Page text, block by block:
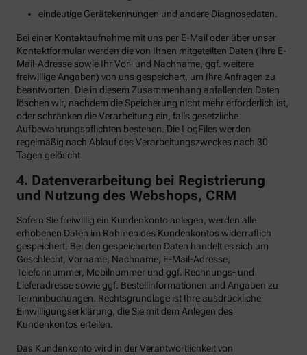
eindeutige Gerätekennungen und andere Diagnosedaten.
Bei einer Kontaktaufnahme mit uns per E-Mail oder über unser
Kontaktformular werden die von Ihnen mitgeteilten Daten (Ihre E-
Mail-Adresse sowie Ihr Vor- und Nachname, ggf. weitere
freiwillige Angaben) von uns gespeichert, um Ihre Anfragen zu
beantworten. Die in diesem Zusammenhang anfallenden Daten
löschen wir, nachdem die Speicherung nicht mehr erforderlich ist,
oder schränken die Verarbeitung ein, falls gesetzliche
Aufbewahrungspflichten bestehen. Die LogFiles werden
regelmäßig nach Ablauf des Verarbeitungszweckes nach 30
Tagen gelöscht.
4. Datenverarbeitung bei Registrierung
und Nutzung des Webshops, CRM
Sofern Sie freiwillig ein Kundenkonto anlegen, werden alle
erhobenen Daten im Rahmen des Kundenkontos widerruflich
gespeichert. Bei den gespeicherten Daten handelt es sich um
Geschlecht, Vorname, Nachname, E-Mail-Adresse,
Telefonnummer, Mobilnummer und ggf. Rechnungs- und
Lieferadresse sowie ggf. Bestellinformationen und Angaben zu
Terminbuchungen. Rechtsgrundlage ist Ihre ausdrückliche
Einwilligungserklärung, die Sie mit dem Anlegen des
Kundenkontos erteilen.
Das Kundenkonto wird in der Verantwortlichkeit von